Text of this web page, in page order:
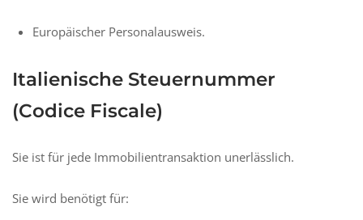
Europäischer Personalausweis.
Italienische Steuernummer
(Codice Fiscale)
Sie ist für jede Immobilientransaktion unerlässlich.
Sie wird benötigt für: